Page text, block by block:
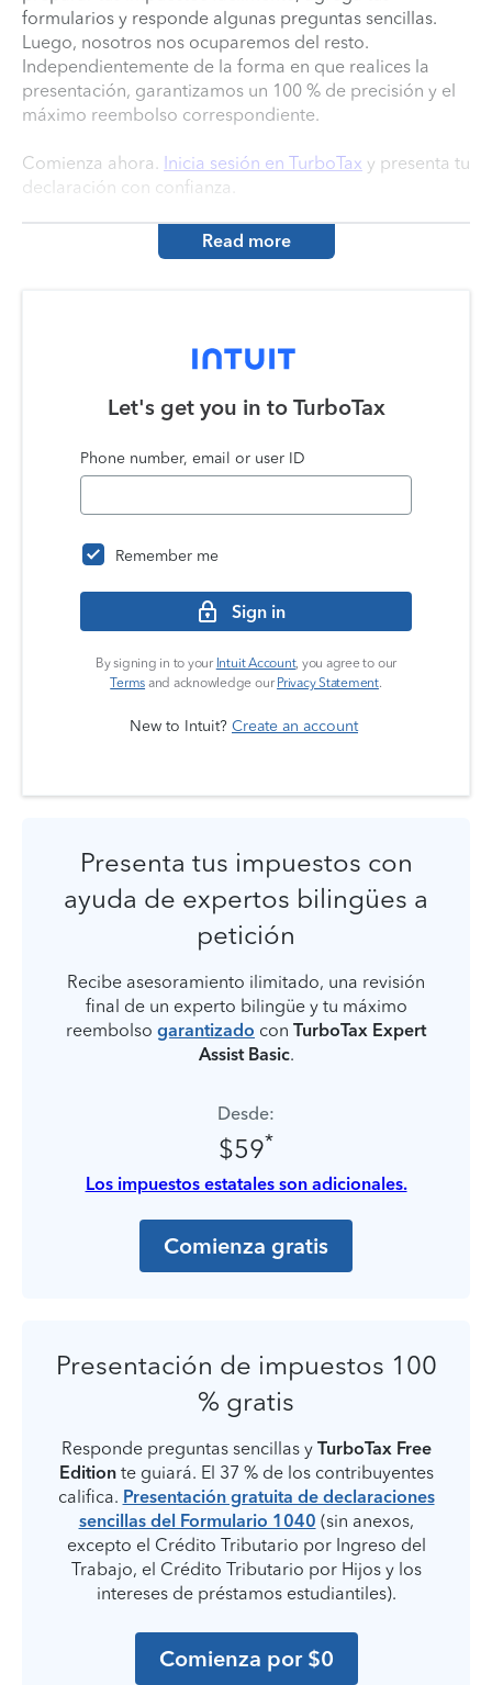
formularios y responde algunas preguntas sencillas.
Luego, nosotros nos ocuparemos del resto.
Independientemente de la forma en que realices la
presentación, garantizamos un 100 % de precisión y el
máximo reembolso correspondiente.
Comienza ahora. Inicia sesión en TurboTax y presenta tu
declaración con confianza.
Read more
Let's get you in to TurboTax
Phone number, email or user ID
Remember me
Sign in
By signing in to your Intuit Account, you agree to our
Terms and acknowledge our Privacy Statement.
New to Intuit? Create an account
Presenta tus impuestos con
ayuda de expertos bilingües a
petición
Recibe asesoramiento ilimitado, una revisión
final de un experto bilingüe y tu máximo
reembolso garantizado con TurboTax Expert
Assist Basic.
Desde:
$59*
Los impuestos estatales son adicionales.
Comienza gratis
Presentación de impuestos 100
% gratis
Responde preguntas sencillas y TurboTax Free
Editionte guiará. El 37 % de los contribuyentes
califica. Presentación gratuita de declaraciones
sencillas del Formulario 1040 (sin anexos,
excepto el Crédito Tributario por Ingreso del
Trabajo, el Crédito Tributario por Hijos y los
intereses de préstamos estudiantiles).
Comienza por $0